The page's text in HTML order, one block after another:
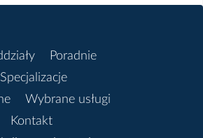
Poradnie
Specjalizacje
Wybrane usługi
Kontakt